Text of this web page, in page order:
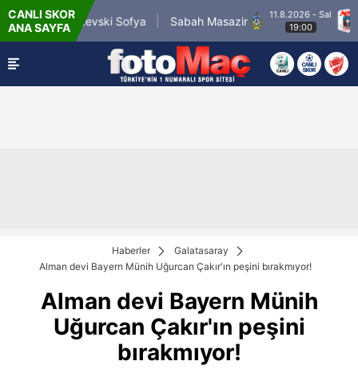
CANLI SKOR
ANA SAYFA
Levski Sofya Sabah Masazir
11.8.2026 - Sal
19:00
AGF
Haberler
Galatasaray
Alman devi Bayern Münih Uğurcan Çakır'ın peşini bırakmıyor!
Alman devi Bayern Münih
Uğurcan Çakır'ın peşini
bırakmıyor!